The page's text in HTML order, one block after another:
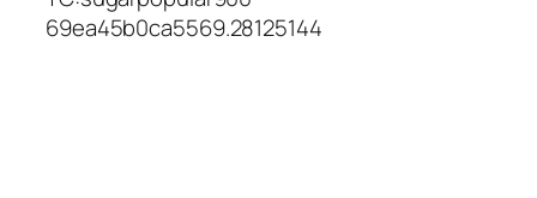
69ea45b0ca5569.28125144